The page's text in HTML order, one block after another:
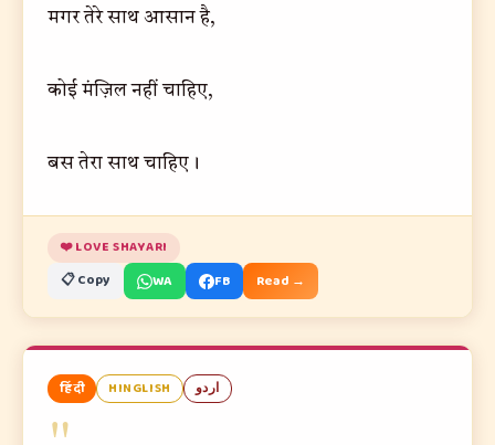
मगर तेरे साथ आसान है,
कोई मंज़िल नहीं चाहिए,
बस तेरा साथ चाहिए।
❤️ LOVE SHAYARI
📋 Copy WA FB Read →
हिंदी HINGLISH اردو